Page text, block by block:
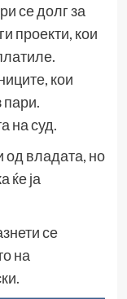
се долг за
проекти, кои
кои
пари.
на суд.
владата, но
ќе ја
се
на